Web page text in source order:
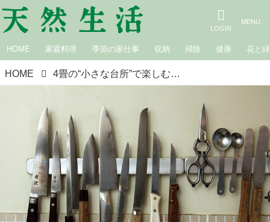
HOME 家庭料理 季節の家仕事 収納 掃除 健康 花と緑
HOME 4畳の“小さな台所”で楽しむ「壁面」と「作業台」の収納アイデア。包丁はマグネット式のナイフラックへ、台の上に板をのせて作業スペースに／料理研究家・松長絵菜さん